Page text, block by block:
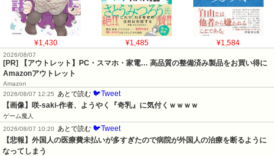
¥1,430 ¥1,485 ¥1,584
2026/08/07
[PR] 【アウトレット】PC・スマホ・家電… 高品質の整備済み製品をお買い得に
Amazonアウトレット
Amazon
2026/08/07 12:25
あとで読む 🐦Tweet
【画像】咲-saki-作者、ようやく『奇乳』に気付くｗｗｗｗ
ゲーム魔人
2026/08/07 10:20
あとで読む 🐦Tweet
【悲報】外国人の医療費未払いが多すぎたので病院が外国人の治療を断るように
なってしまう